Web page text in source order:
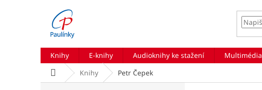
Knihy E-knihy Audioknihy ke stažení Multimédia
Domů Knihy Petr Čepek